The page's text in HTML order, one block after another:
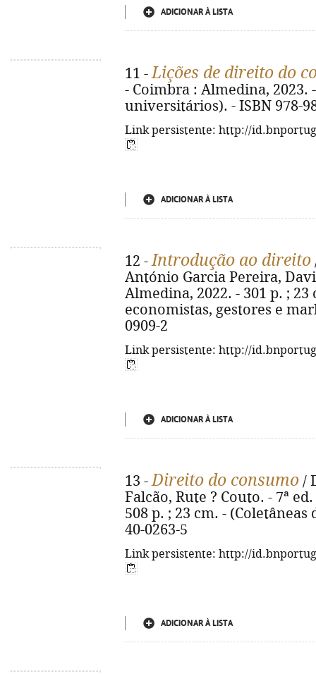
ADICIONAR À LISTA
11 -Lições de direito do
- Coimbra : Almedina, 2023.
universitários). - ISBN 978-
Link persistente: http://
ADICIONAR À LISTA
12 -Introdução ao direito
António Garcia Pereira,
Almedina, 2022. - 301 p. ;
economistas, gestores e
0909-2
Link persistente: http://
ADICIONAR À LISTA
13 -Direito do consumo /
Falcão, Rute ? Couto. - 7ª
508 p. ; 23 cm. - (Coletâneas
40-0263-5
Link persistente: http://
ADICIONAR À LISTA